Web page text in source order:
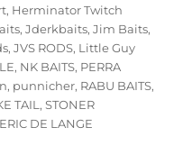
, Herminator Twitch
,Jderkbaits,Jim Baits,
,JVS RODS, Little Guy
, NK BAITS, PERRA
, punnicher, RABU BAITS,
TAIL ,STONER
DE LANGE